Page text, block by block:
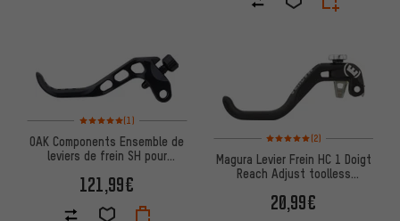
Note moyenne : 5 sur 5 d'après 1 avis
(1)
OAK Components Ensemble de
leviers de frein SH pour
121,99€
Note moyenne : 5 sur 5
(2)
Magura Levier Frein HC 1 Doigt
Reach Adjust toolless
20,99€